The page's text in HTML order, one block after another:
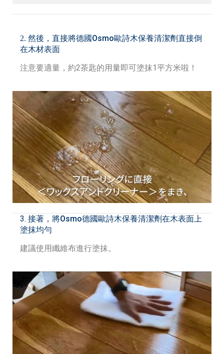
2. 然後，直接將德國Osmo歐詩木保養清潔劑直接倒
在木材表面
注意要適量，約2茶匙的用量即可塗抹1平方米啦！
3. 接著，將Osmo德國歐詩木保養清潔劑在木表面上
塗抹均勻
建議使用纖維布進行塗抹。